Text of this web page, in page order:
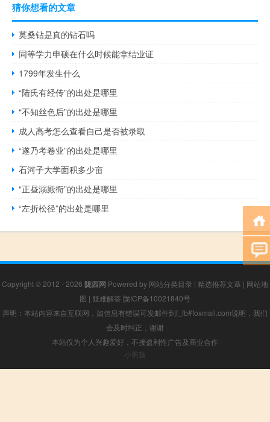
猜你想看的文章
莫桑钻是真的钻石吗
同等学力申硕在什么时候能拿结业证
1799年发生什么
“陆氏有经传”的出处是哪里
“不知丝色后”的出处是哪里
成人高考怎么查看自己是否被录取
“遂乃考卷业”的出处是哪里
石河子大学面积多少亩
“正昼溺殿衙”的出处是哪里
“左折松径”的出处是哪里
Copyright © 2012 - 2026 陇西网 Powered by 网站分类目录 | 精选推荐文章 | 网站地
图 | 疑难解答 陇ICP备10021840号
声明：本站内容来自互联网，如信息有错误可发邮件到f_fb#foxmail.com说明，我们
会及时纠正，谢谢
本站仅为个人兴趣爱好，不接盈利性广告及商业合作
小男孩